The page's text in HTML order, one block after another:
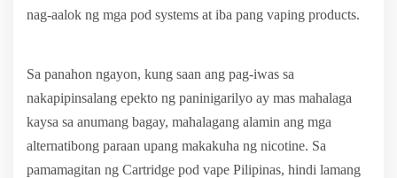
nag-aalok ng mga pod systems at iba pang vaping products.
Sa panahon ngayon, kung saan ang pag-iwas sa
nakapipinsalang epekto ng paninigarilyo ay mas mahalaga
kaysa sa anumang bagay, mahalagang alamin ang mga
alternatibong paraan upang makakuha ng nicotine. Sa
pamamagitan ng Cartridge pod vape Pilipinas, hindi lamang